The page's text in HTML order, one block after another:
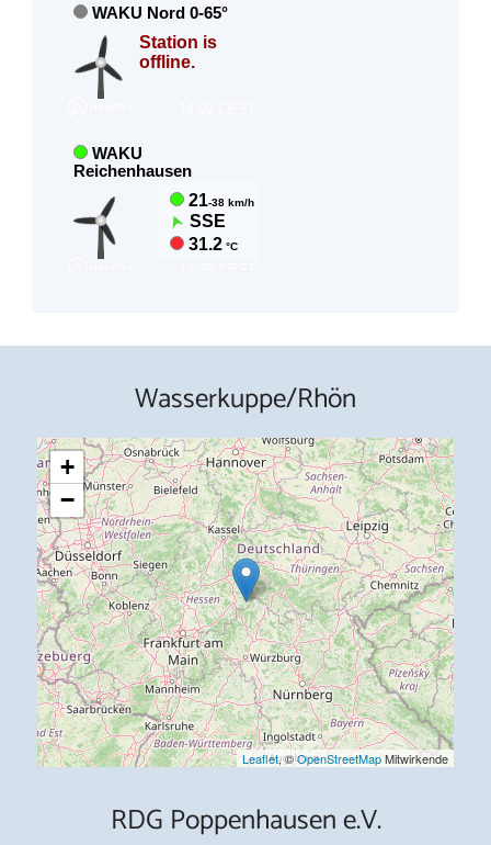
Wasserkuppe/Rhön
+
−
Leaflet, ©OpenStreetMapMitwirkende
RDG Poppenhausen e.V.